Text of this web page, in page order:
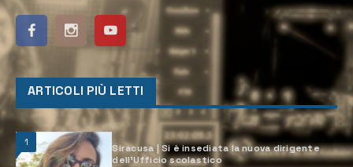
ARTICOLI PIÙ LETTI
1
Siracusa | Si è insediata la nuova dirigente
dell’Ufficio scolastico